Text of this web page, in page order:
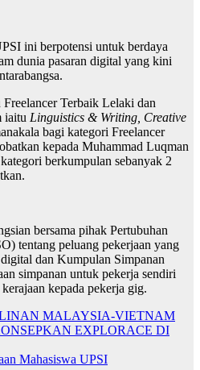
ini berpotensi untuk berdaya
dunia pasaran digital yang kini
Terbaik Lelaki dan
iaitu Linguistics & Writing, Creative
bagi kategori Freelancer
kepada Muhammad Luqman
berkumpulan sebanyak 2
bersama pihak Pertubuhan
tentang peluang pekerjaan yang
dan Kumpulan Simpanan
simpanan untuk pekerja sendiri
kepada pekerja gig.
MALAYSIA-VIETNAM
EXPLORACE DI
Mahasiswa UPSI